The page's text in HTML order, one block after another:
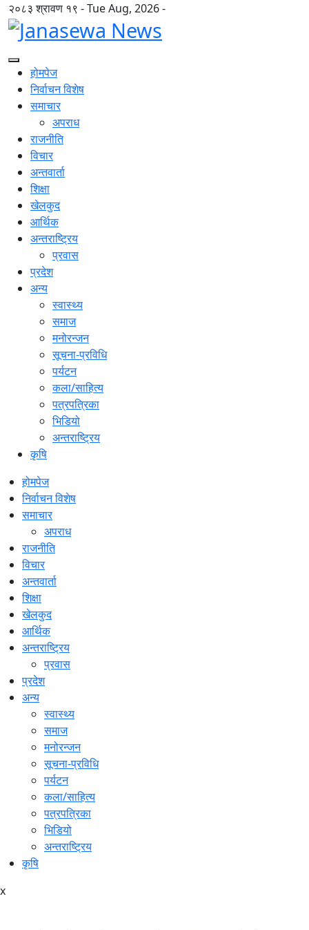
२०८३ श्रावण १९ - Tue Aug, 2026 -
होमपेज
निर्वाचन विशेष
समाचार
अपराध
राजनीति
विचार
अन्तवार्ता
शिक्षा
खेलकुद
आर्थिक
अन्तराष्ट्रिय
प्रवास
प्रदेश
अन्य
स्वास्थ्य
समाज
मनोरन्जन
सूचना-प्रविधि
पर्यटन
कला/साहित्य
पत्रपत्रिका
भिडियो
अन्तराष्ट्रिय
कृषि
होमपेज
निर्वाचन विशेष
समाचार
अपराध
राजनीति
विचार
अन्तवार्ता
शिक्षा
खेलकुद
आर्थिक
अन्तराष्ट्रिय
प्रवास
प्रदेश
अन्य
स्वास्थ्य
समाज
मनोरन्जन
सूचना-प्रविधि
पर्यटन
कला/साहित्य
पत्रपत्रिका
भिडियो
अन्तराष्ट्रिय
कृषि
x